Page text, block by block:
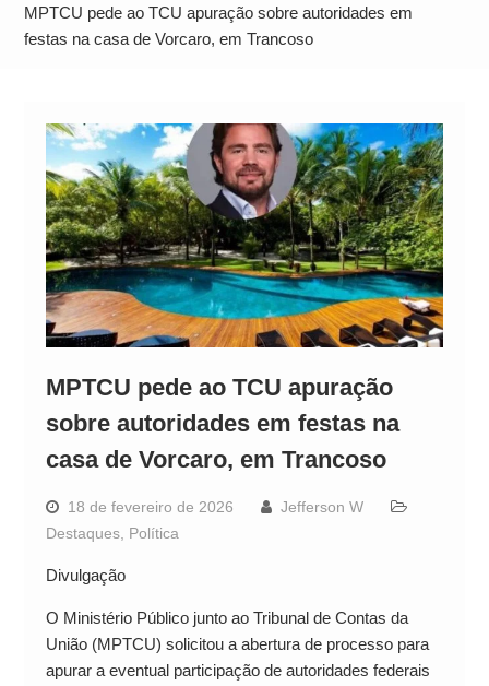
Operação Ágio: Ação policial na Bahia prende 14
suspeitos e mira rede ligada a ‘Zói de Gato’, do
MPTCU pede ao TCU apuração sobre autoridades em
festas na casa de Vorcaro, em Trancoso
MPTCU pede ao TCU apuração
sobre autoridades em festas na
casa de Vorcaro, em Trancoso
18 de fevereiro de 2026
Jefferson W
Destaques, Política
Divulgação
O Ministério Público junto ao Tribunal de Contas da
União (MPTCU) solicitou a abertura de processo para
apurar a eventual participação de autoridades federais